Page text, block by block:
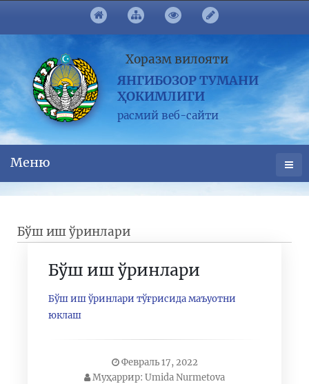
Хоразм вилояти
ЯНГИБОЗОР ТУМАНИ
ҲОКИМЛИГИ
расмий веб-сайти
Меню
Бўш иш ўринлари
Бўш иш ўринлари
Бўш иш ўринлари тўғрисида маъуотни
юклаш
Февраль 17, 2022
Муҳаррир: Umida Nurmetova